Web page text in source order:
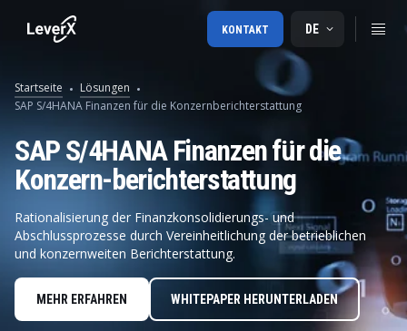
DE
KONTAKT
Startseite
Lösungen
SAP S/4HANA Finanzen für die Konzernberichterstattung
SAP S/4HANA Finanzen für die
Konzern-berichterstattung
Rationalisierung der Finanzkonsolidierungs- und
Abschlussprozesse durch Vereinheitlichung der betrieblichen
und konzernweiten Berichterstattung.
MEHR ERFAHREN WHITEPAPER HERUNTERLADEN